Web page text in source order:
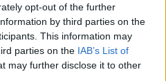
opt-out of the further
by third parties on the
This information may
parties on the IAB’s List of
may further disclose it to other
dejar este campo en blanco y